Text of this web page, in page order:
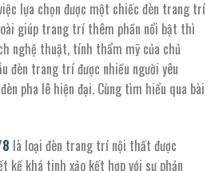
4.290.000 ₫.
lựa chọn được một chiếc đèn trang trí
giúp trang trí thêm phần nổi bật thì
nghệ thuật, tính thẩm mỹ của chủ
đèn trang trí được nhiều người yêu
pha lê hiện đại. Cùng tìm hiểu qua bài
8 là loại đèn trang trí nội thất được
kế khá tinh xảo kết hợp với sự phản